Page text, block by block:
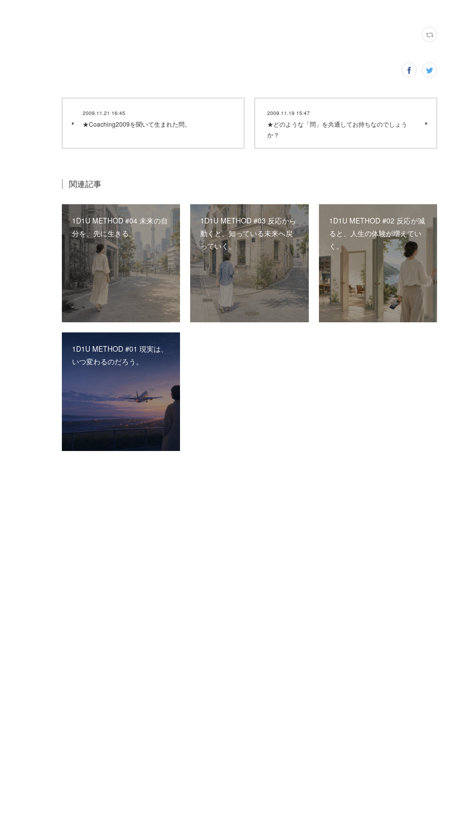
2009.11.21 16:45
★Coaching2009を聞いて生まれた問。
2009.11.19 15:47
★どのような「問」を共通してお持ちなのでしょう
か？
関連記事
1D1U METHOD #04 未来の自
分を、先に生きる。
1D1U METHOD #03 反応から
動くと、知っている未来へ戻
っていく。
1D1U METHOD #02 反応が減
ると、人生の体験が増えてい
く。
1D1U METHOD #01 現実は、
いつ変わるのだろう。